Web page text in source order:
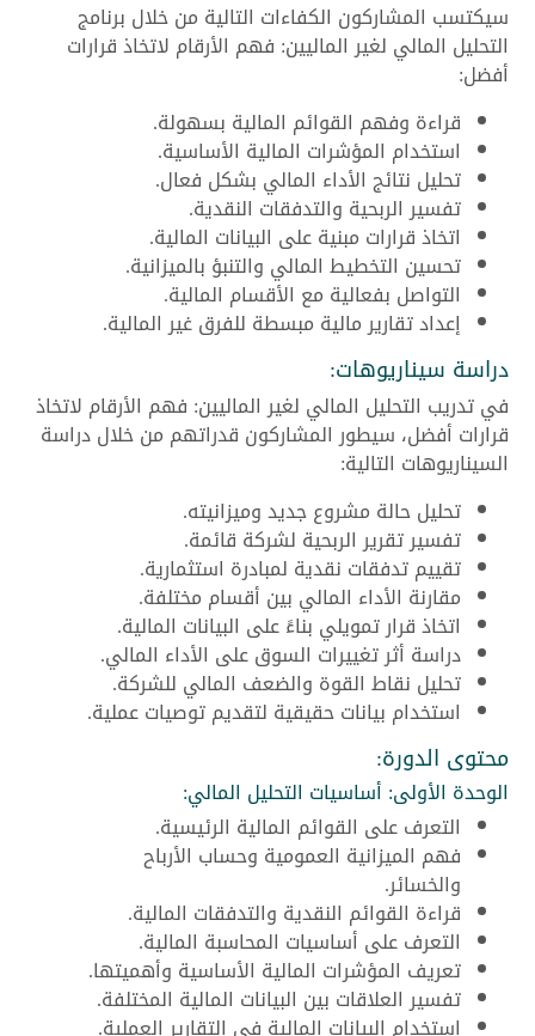
سيكتسب المشاركون الكفاءات التالية من خلال برنامج
التحليل المالي لغير الماليين: فهم الأرقام لاتخاذ قرارات
أفضل:
قراءة وفهم القوائم المالية بسهولة.
استخدام المؤشرات المالية الأساسية.
تحليل نتائج الأداء المالي بشكل فعال.
تفسير الربحية والتدفقات النقدية.
اتخاذ قرارات مبنية على البيانات المالية.
تحسين التخطيط المالي والتنبؤ بالميزانية.
التواصل بفعالية مع الأقسام المالية.
إعداد تقارير مالية مبسطة للفرق غير المالية.
دراسة سيناريوهات:
في تدريب التحليل المالي لغير الماليين: فهم الأرقام لاتخاذ
قرارات أفضل، سيطور المشاركون قدراتهم من خلال دراسة
السيناريوهات التالية:
تحليل حالة مشروع جديد وميزانيته.
تفسير تقرير الربحية لشركة قائمة.
تقييم تدفقات نقدية لمبادرة استثمارية.
مقارنة الأداء المالي بين أقسام مختلفة.
اتخاذ قرار تمويلي بناءً على البيانات المالية.
دراسة أثر تغييرات السوق على الأداء المالي.
تحليل نقاط القوة والضعف المالي للشركة.
استخدام بيانات حقيقية لتقديم توصيات عملية.
محتوى الدورة:
الوحدة الأولى: أساسيات التحليل المالي:
التعرف على القوائم المالية الرئيسية.
فهم الميزانية العمومية وحساب الأرباح
والخسائر.
قراءة القوائم النقدية والتدفقات المالية.
التعرف على أساسيات المحاسبة المالية.
تعريف المؤشرات المالية الأساسية وأهميتها.
تفسير العلاقات بين البيانات المالية المختلفة.
استخدام البيانات المالية في التقارير العملية.